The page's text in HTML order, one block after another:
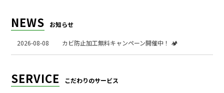
NEWS お知らせ
2026-08-08 カビ防止加工無料キャンペーン開催中！ 🏕️
SERVICE こだわりのサービス